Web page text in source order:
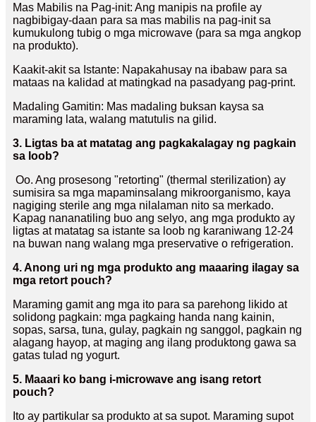
Mas Mabilis na Pag-init: Ang manipis na profile ay
nagbibigay-daan para sa mas mabilis na pag-init sa
kumukulong tubig o mga microwave (para sa mga angkop
na produkto).
Kaakit-akit sa Istante: Napakahusay na ibabaw para sa
mataas na kalidad at matingkad na pasadyang pag-print.
Madaling Gamitin: Mas madaling buksan kaysa sa
maraming lata, walang matutulis na gilid.
3. Ligtas ba at matatag ang pagkakalagay ng pagkain
sa loob?
Oo. Ang prosesong "retorting" (thermal sterilization) ay
sumisira sa mga mapaminsalang mikroorganismo, kaya
nagiging sterile ang mga nilalaman nito sa merkado.
Kapag nananatiling buo ang selyo, ang mga produkto ay
ligtas at matatag sa istante sa loob ng karaniwang 12-24
na buwan nang walang mga preservative o refrigeration.
4. Anong uri ng mga produkto ang maaaring ilagay sa
mga retort pouch?
Maraming gamit ang mga ito para sa parehong likido at
solidong pagkain: mga pagkaing handa nang kainin,
sopas, sarsa, tuna, gulay, pagkain ng sanggol, pagkain ng
alagang hayop, at maging ang ilang produktong gawa sa
gatas tulad ng yogurt.
5. Maaari ko bang i-microwave ang isang retort
pouch?
Ito ay partikular sa produkto at sa supot. Maraming supot